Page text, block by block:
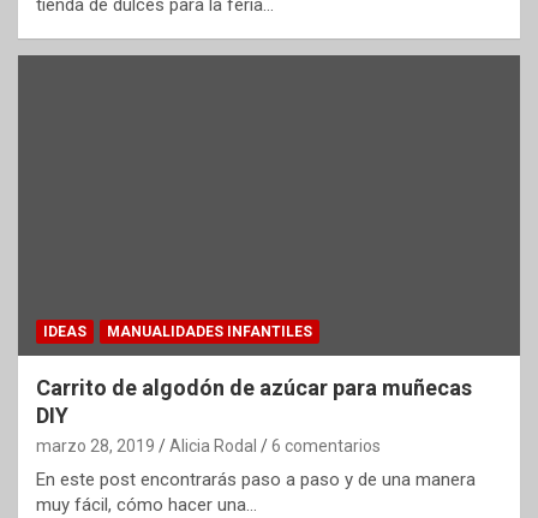
IDEAS MANUALIDADES INFANTILES
Carrito de algodón de azúcar para muñecas
DIY
marzo 28, 2019 Alicia Rodal 6 comentarios
En este post encontrarás paso a paso y de una manera
muy fácil, cómo hacer una…